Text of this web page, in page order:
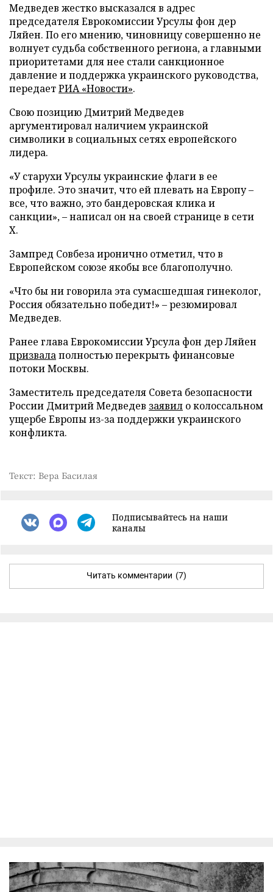
Медведев жестко высказался в адрес
председателя Еврокомиссии Урсулы фон дер
Ляйен. По его мнению, чиновницу совершенно не
волнует судьба собственного региона, а главными
приоритетами для нее стали санкционное
давление и поддержка украинского руководства,
передаетРИА «Новости».
Свою позицию Дмитрий Медведев
аргументировал наличием украинской
символики в социальных сетях европейского
лидера.
«У старухи Урсулы украинские флаги в ее
профиле. Это значит, что ей плевать на Европу –
все, что важно, это бандеровская клика и
санкции», – написал он на своей странице в сети
X.
Зампред Совбеза иронично отметил, что в
Европейском союзе якобы все благополучно.
«Что бы ни говорила эта сумасшедшая гинеколог,
Россия обязательно победит!» – резюмировал
Медведев.
Ранее глава Еврокомиссии Урсула фон дер Ляйен
призвалаполностью перекрыть финансовые
потоки Москвы.
Заместитель председателя Совета безопасности
России Дмитрий Медведев заявил о колоссальном
ущербе Европы из-за поддержки украинского
конфликта.
Текст: Вера Басилая
Подписывайтесь на наши
каналы
Читать комментарии (7)